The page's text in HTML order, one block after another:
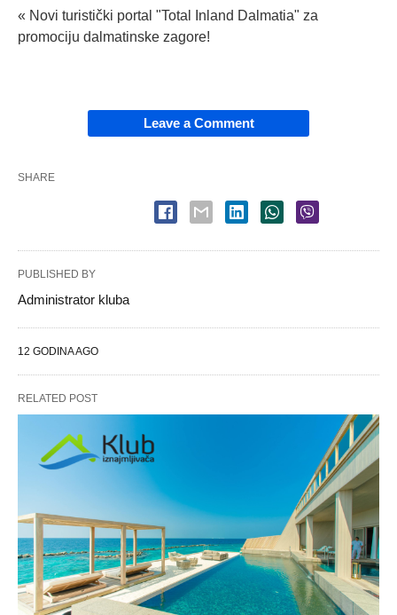
« Novi turistički portal "Total Inland Dalmatia" za
promociju dalmatinske zagore!
Leave a Comment
SHARE
PUBLISHED BY
Administrator kluba
12 GODINA AGO
RELATED POST